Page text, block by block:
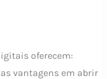
oferecem:
vantagens em abrir